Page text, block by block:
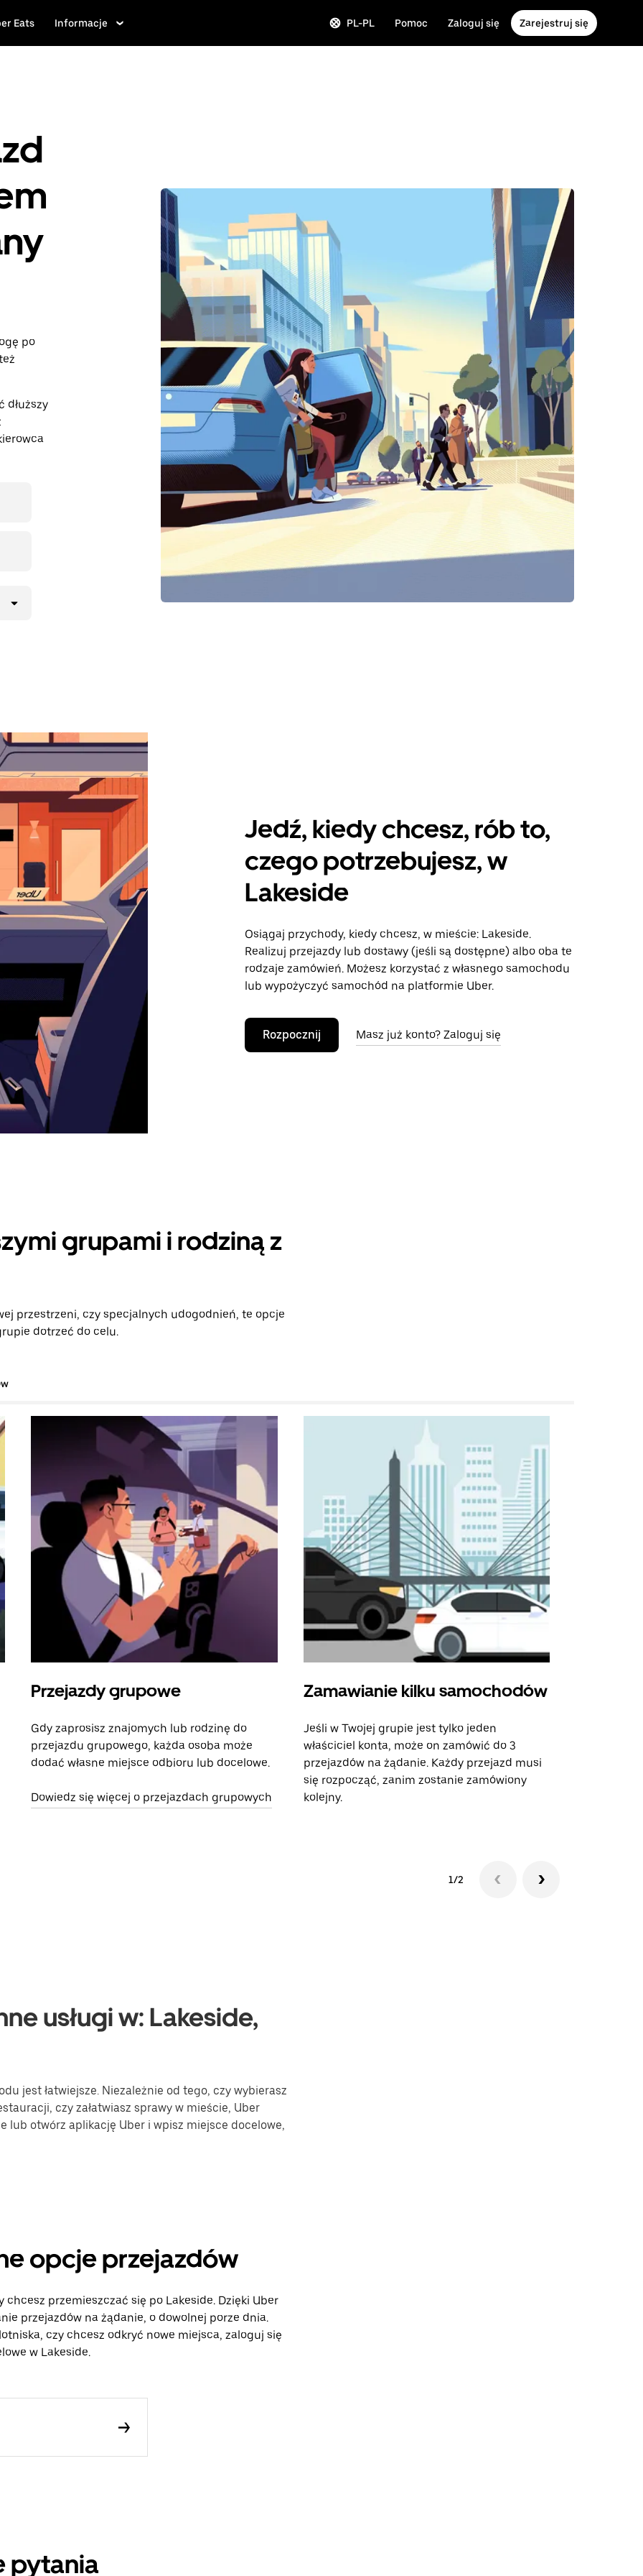
Eats Informacje PL-PL Pomoc Zaloguj się Zarejestruj się
po
dłuższy
Jedź, kiedy chcesz, rób to,
czego potrzebujesz, w
Lakeside
Osiągaj przychody, kiedy chcesz, w mieście: Lakeside.
Realizuj przejazdy lub dostawy (jeśli są dostępne) albo oba te
rodzaje zamówień. Możesz korzystać z własnego samochodu
lub wypożyczyć samochód na platformie Uber.
Rozpocznij Masz już konto? Zaloguj się
grupami i rodziną z
przestrzeni, czy specjalnych udogodnień, te opcje
dotrzeć do celu.
Przejazdy grupowe
Gdy zaprosisz znajomych lub rodzinę do
przejazdu grupowego, każda osoba może
dodać własne miejsce odbioru lub docelowe.
Dowiedz się więcej o przejazdach grupowych
Zamawianie kilku samochodów
Jeśli w Twojej grupie jest tylko jeden
właściciel konta, może on zamówić do 3
przejazdów na żądanie. Każdy przejazd musi
się rozpocząć, zanim zostanie zamówiony
kolejny.
1/2
usługi w: Lakeside,
jest łatwiejsze. Niezależnie od tego, czy wybierasz
czy załatwiasz sprawy w mieście, Uber
lub otwórz aplikację Uber i wpisz miejsce docelowe,
opcje przejazdów
przemieszczać się po Lakeside. Dzięki Uber
przejazdów na żądanie, o dowolnej porze dnia.
czy chcesz odkryć nowe miejsca, zaloguj się
w Lakeside.
pytania